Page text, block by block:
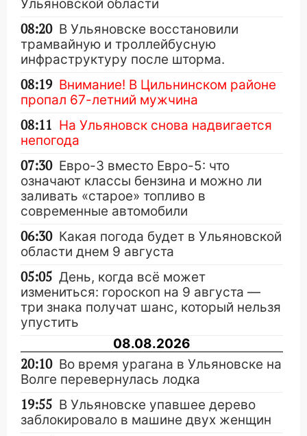
Ульяновской области
08:20 В Ульяновске восстановили
трамвайную и троллейбусную
инфраструктуру после шторма.
08:19 Внимание! В Цильнинском районе
пропал 67-летний мужчина
08:11 На Ульяновск снова надвигается
непогода
07:30 Евро-3 вместо Евро-5: что
означают классы бензина и можно ли
заливать «старое» топливо в
современные автомобили
06:30 Какая погода будет в Ульяновской
области днем 9 августа
05:05 День, когда всё может
измениться: гороскоп на 9 августа —
три знака получат шанс, который нельзя
упустить
08.08.2026
20:10 Во время урагана в Ульяновске на
Волге перевернулась лодка
19:55 В Ульяновске упавшее дерево
заблокировало в машине двух женщин